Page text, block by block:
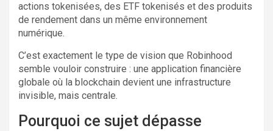
actions tokenisées, des ETF tokenisés et des produits
de rendement dans un même environnement
numérique.
C’est exactement le type de vision que Robinhood
semble vouloir construire : une application financière
globale où la blockchain devient une infrastructure
invisible, mais centrale.
Pourquoi ce sujet dépasse